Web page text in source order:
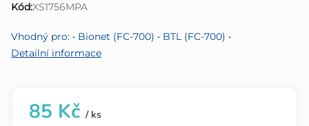
0,0
hvězdiček.
Kód:XS1756MPA
Vhodný pro: • Bionet (FC-700) • BTL (FC-700) •
Detailní informace
85 Kč / ks